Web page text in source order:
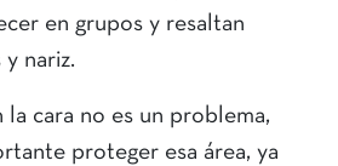
en grupos y resaltan
y nariz.
la cara no es un problema,
proteger esa área, ya